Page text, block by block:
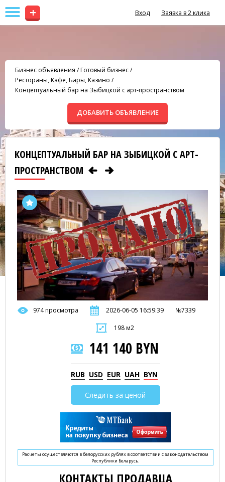
+ Вход Заявка в 2 клика
Бизнес объявления /Готовый бизнес/
Рестораны, Кафе, Бары, Казино /
Концептуальный бар на Зыбицкой с арт-пространством
ДОБАВИТЬ ОБЪЯВЛЕНИЕ
КОНЦЕПТУАЛЬНЫЙ БАР НА ЗЫБИЦКОЙ С АРТ-
ПРОСТРАНСТВОМ
974 просмотра 2026-06-05 16:59:39 №7339
198 м2
141 140 BYN
RUB USD EUR UAH BYN
Следить за ценой
Расчеты осуществляются в белорусских рублях в соответствии с законодательством
Республики Беларусь.
КОНТАКТЫ ПРОДАВЦА